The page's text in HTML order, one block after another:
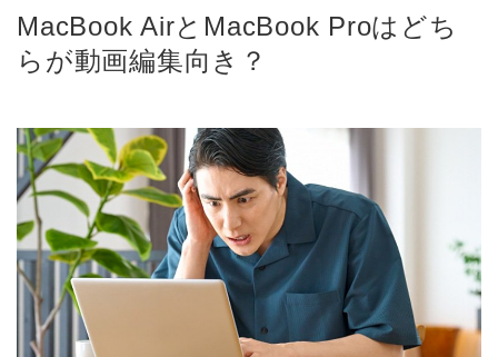
MacBook AirとMacBook Proはどち
らが動画編集向き？